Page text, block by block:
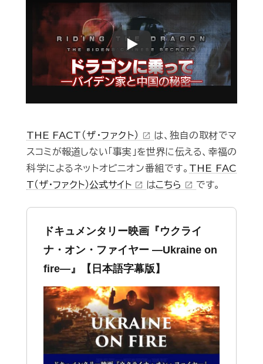
Play
THE FACT（ザ・ファクト） open_in_new は、独自の取材でマ
スコミが報道しない「事実」を世界に伝える、幸福の
科学によるネットオピニオン番組です。 THE FAC
T（ザ・ファクト）公式サイト open_in_new はこちら open_in_new です。
ドキュメンタリー映画『ウクライ
ナ・オン・ファイヤー ―Ukraine on
fire—』【日本語字幕版】